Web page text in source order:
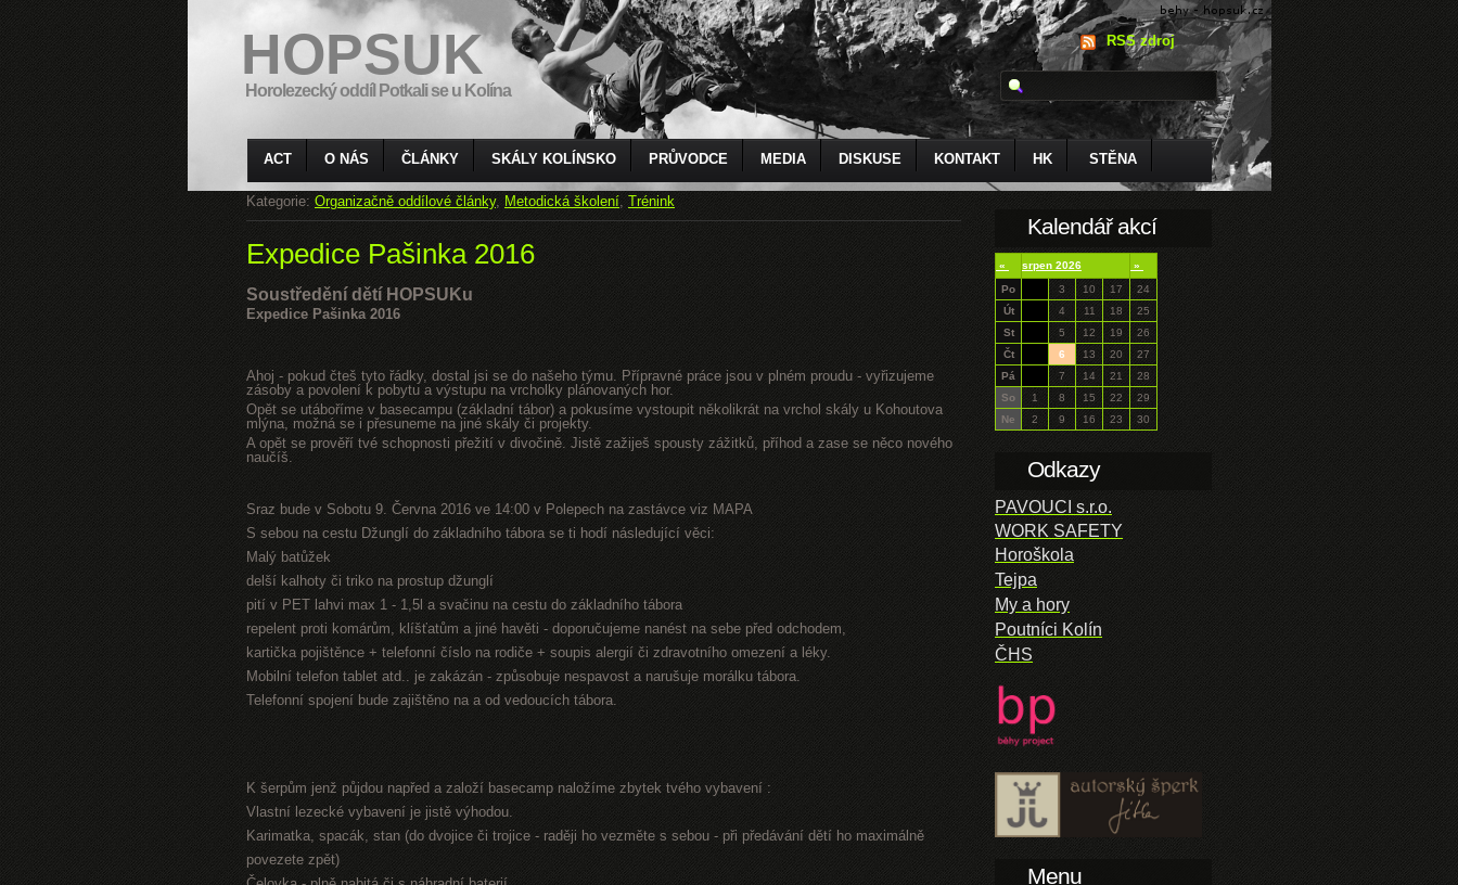
HOPSUK
Horolezecký oddíl Potkali se u Kolína
RSS zdroj
ACT O NÁS ČLÁNKY SKÁLY KOLÍNSKO PRŮVODCE MEDIA DISKUSE KONTAKT HK STĚNA
Kategorie: Organizačně oddílové články, Metodická školení, Trénink
Expedice Pašinka 2016
Soustředění dětí HOPSUKu
Expedice Pašinka 2016
Ahoj - pokud čteš tyto řádky, dostal jsi se do našeho týmu. Přípravné práce jsou v plném proudu - vyřizujeme
zásoby a povolení k pobytu a výstupu na vrcholky plánovaných hor.
Opět se utáboříme v basecampu (základní tábor) a pokusíme vystoupit několikrát na vrchol skály u Kohoutova
mlýna, možná se i přesuneme na jiné skály či projekty.
A opět se prověří tvé schopnosti přežití v divočině. Jistě zažiješ spousty zážitků, příhod a zase se něco nového
naučíš.
Sraz bude v Sobotu 9. Června 2016 ve 14:00 v Polepech na zastávce viz MAPA
S sebou na cestu Džunglí do základního tábora se ti hodí následující věci:
Malý batůžek
delší kalhoty či triko na prostup džunglí
pití v PET lahvi max 1 - 1,5l a svačinu na cestu do základního tábora
repelent proti komárům, klíšťatům a jiné havěti - doporučujeme nanést na sebe před odchodem,
kartička pojištěnce + telefonní číslo na rodiče + soupis alergií či zdravotního omezení a léky.
Mobilní telefon tablet atd.. je zakázán - způsobuje nespavost a narušuje morálku tábora.
Telefonní spojení bude zajištěno na a od vedoucích tábora.
K šerpům jenž půjdou napřed a založí basecamp naložíme zbytek tvého vybavení :
Vlastní lezecké vybavení je jistě výhodou.
Karimatka, spacák, stan (do dvojice či trojice - raději ho vezměte s sebou - při předávání dětí ho maximálně
povezete zpět)
Kalendář akcí
« srpen 2026
»
Po
3 10 17
24
Út
4 11 18
25
St
5 12 19
26
Čt
6 13 20
27
Pá
7 14 21
28
So
1 8 15 22
29
Ne
2 9 16 23 30
Odkazy
PAVOUCI s.r.o.
WORK SAFETY
Horoškola
Tejpa
My a hory
Poutníci Kolín
ČHS
Menu